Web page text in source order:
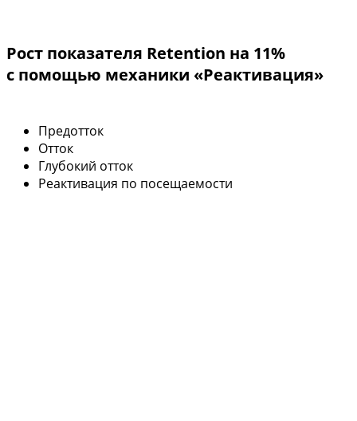
Рост показателя Retention на 11%
с помощью механики «Реактивация»
Предотток
Отток
Глубокий отток
Реактивация по посещаемости